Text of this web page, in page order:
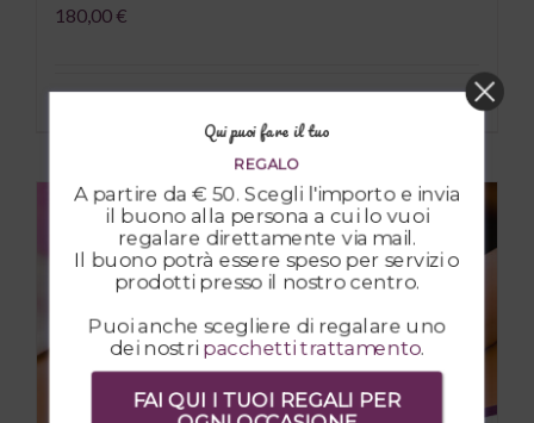
180,00 €
Dettagli
Qui puoi fare il tuo
REGALO
A partire da € 50. Scegli l'importo e invia
il buono alla persona a cui lo vuoi
regalare direttamente via mail.
Il buono potrà essere speso per servizi o
prodotti presso il nostro centro.
Puoi anche scegliere di regalare uno
dei nostripacchetti trattamento.
FAI QUI I TUOI REGALI PER